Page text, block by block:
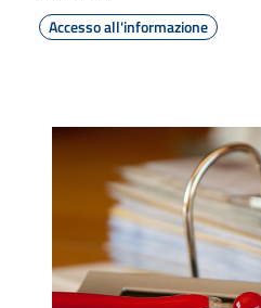
Accesso all'informazione